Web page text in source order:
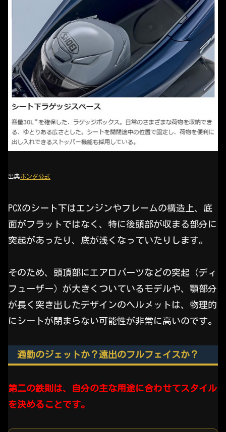
出典ホンダ公式
PCXのシート下はエンジンやフレームの構造上、底
面がフラットではなく、特に後頭部が収まる部分に
突起があったり、底が浅くなっていたりします。
そのため、頭頂部にエアロパーツなどの突起（ディ
フューザー）が大きくついているモデルや、顎部分
が長く突き出したデザインのヘルメットは、物理的
にシートが閉まらない可能性が非常に高いのです。
通勤のジェットか？遠出のフルフェイスか？
第二の鉄則は、自分の主な用途に合わせてスタイル
を決めることです。